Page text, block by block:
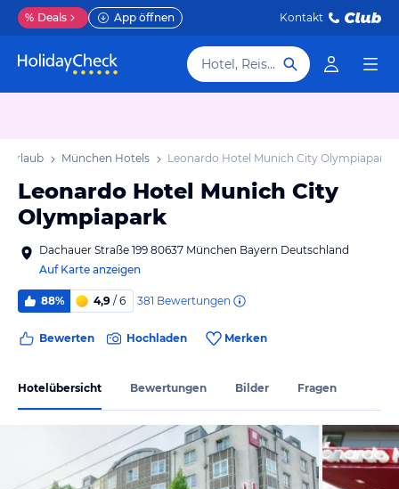
% Deals App öffnen Kontakt
Hotel, Reiseziel
Urlaub München Hotels Leonardo Hotel Munich City Olympiapark
Leonardo Hotel Munich City
Olympiapark
Dachauer Straße 199 80637 München Bayern Deutschland
Auf Karte anzeigen
88% 4,9 / 6 381 Bewertungen
Bewerten Hochladen Merken
Hotelübersicht Bewertungen Bilder Fragen